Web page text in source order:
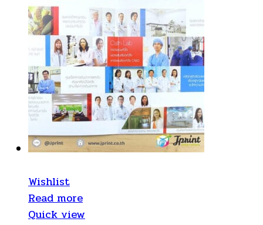
Wishlist
Read more
Quick view